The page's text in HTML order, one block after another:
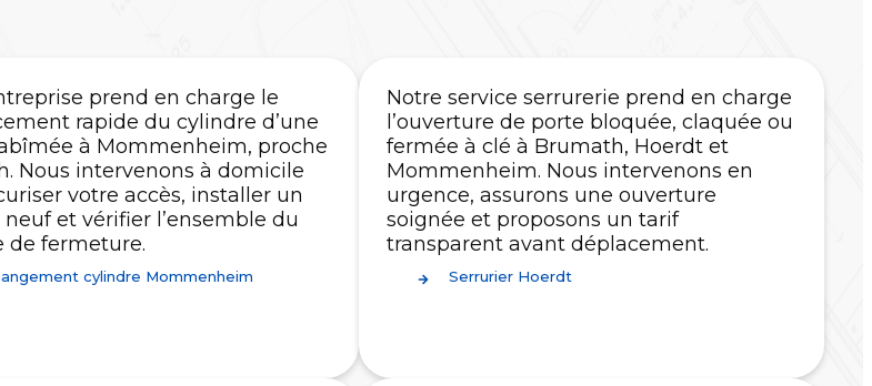
prend en charge le
rapide du cylindre d’une
à Mommenheim, proche
Nous intervenons à domicile
votre accès, installer un
et vérifier l’ensemble du
de fermeture.
cylindre Mommenheim
Notre service serrurerie prend en charge
l’ouverture de porte bloquée, claquée ou
fermée à clé à Brumath, Hoerdt et
Mommenheim. Nous intervenons en
urgence, assurons une ouverture
soignée et proposons un tarif
transparent avant déplacement.
Serrurier Hoerdt